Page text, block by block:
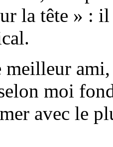
la tête » :
moi
avec le